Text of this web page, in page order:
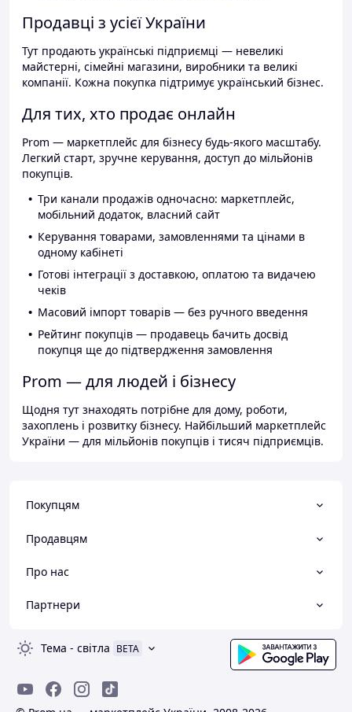
Продавці з усієї України
Тут продають українські підприємці — невеликі
майстерні, сімейні магазини, виробники та великі
компанії. Кожна покупка підтримує український бізнес.
Для тих, хто продає онлайн
Prom — маркетплейс для бізнесу будь-якого масштабу.
Легкий старт, зручне керування, доступ до мільйонів
покупців.
Три канали продажів одночасно: маркетплейс,
мобільний додаток, власний сайт
Керування товарами, замовленнями та цінами в
одному кабінеті
Готові інтеграції з доставкою, оплатою та видачею
чеків
Масовий імпорт товарів — без ручного введення
Рейтинг покупців — продавець бачить досвід
покупця ще до підтвердження замовлення
Prom — для людей і бізнесу
Щодня тут знаходять потрібне для дому, роботи,
захоплень і розвитку бізнесу. Найбільший маркетплейс
України — для мільйонів покупців і тисяч підприємців.
Покупцям
Продавцям
Про нас
Партнери
Тема - світла BETA